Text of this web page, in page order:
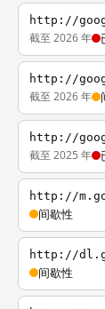
http://
截至 2026 年
http://
截至 2026 年
http://
截至 2025 年
http://
间歇性
http://
间歇性